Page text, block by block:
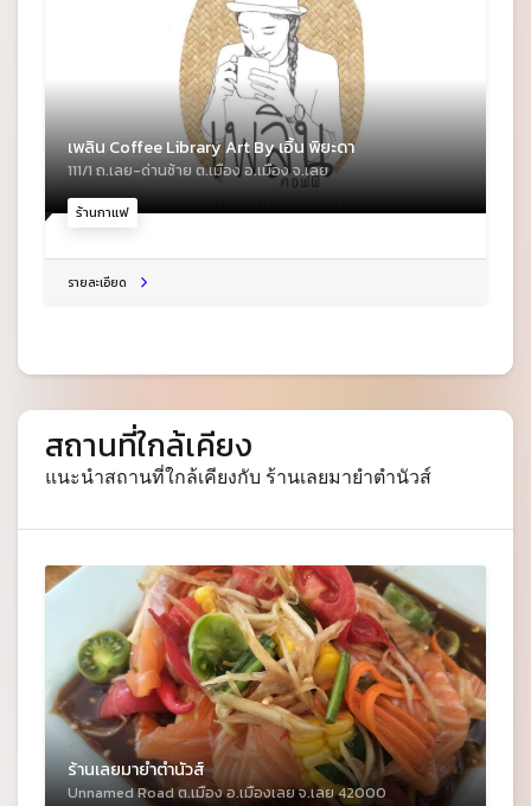
ร้านกาแฟ
เพลิน Coffee Library Art By เอิ้น พิยะดา
111/1 ถ.เลย-ด่านซ้าย ต.เมือง อ.เมือง จ.เลย
รายละเอียด
สถานที่ใกล้เคียง
แนะนำสถานที่ใกล้เคียงกับ ร้านเลยมายำตำนัวส์
ร้านเลยมายำตำนัวส์
Unnamed Road ต.เมือง อ.เมืองเลย จ.เลย 42000